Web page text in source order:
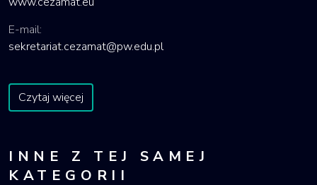
E-mail:
sekretariat.cezamat@pw.edu.pl
Czytaj więcej
INNE Z TEJ SAMEJ
KATEGORII